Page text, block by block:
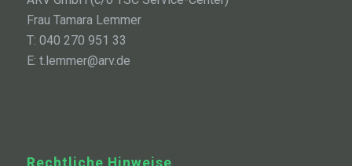
Frau Tamara Lemmer
T: 040 270 951 33
E: t.lemmer@arv.de